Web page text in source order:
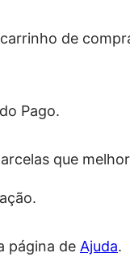
de
Pago.
que
página de Ajuda.